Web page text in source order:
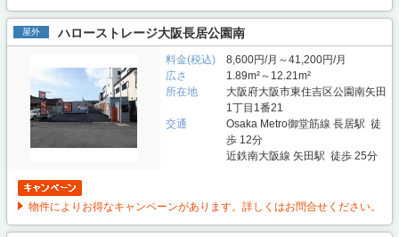
屋外 ハローストレージ大阪長居公園南
料金(税込)
8,600円/月～41,200円/月
広さ
1.89m²～12.21m²
所在地
大阪府大阪市東住吉区公園南矢田
1丁目1番21
交通
Osaka Metro御堂筋線 長居駅 徒
歩 12分
近鉄南大阪線 矢田駅 徒歩 25分
物件によりお得なキャンペーンがあります。詳しくはお問合せください。